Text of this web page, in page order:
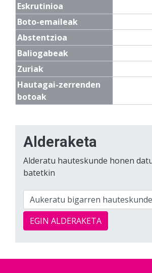
Eskrutinioa
Boto-emaileak
Abstentzioa
Baliogabeak
Zuriak
Hautagai-zerrenden
botoak
Alderaketa
Alderatu hauteskunde honen
batetkin
EGIN ALDERAKETA